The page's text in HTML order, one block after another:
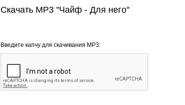
Скачать MP3 "Чайф - Для него"
Введите капчу для скачивания MP3: